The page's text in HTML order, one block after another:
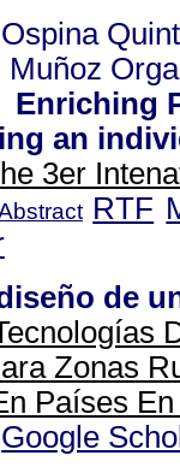
Ospina
Muñoz
Enriching
an
3er
RTF
de
Zonas
Países
Google